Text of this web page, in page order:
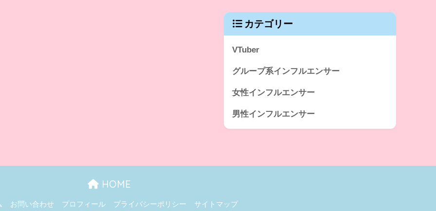
カテゴリー
VTuber
グループ系インフルエンサー
女性インフルエンサー
男性インフルエンサー
HOME
お問い合わせ プロフィール プライバシーポリシー サイトマップ